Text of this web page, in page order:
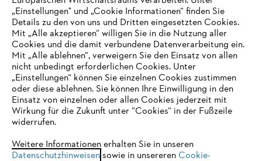
Unternehmen
Online Shop
Service
IHR BROWSER WIRD NICHT
UNTERSTÜTZT
eine optimale Nutzung unserer Seite empfehlen wir Ihnen, zu
einem der folgenden Browser zu wechseln:
„Einstellungen" und „Cookie Informationen“ finden Sie
Details zu den von uns und Dritten eingesetzten Cookies.
Mit „Alle akzeptieren“ willigen Sie in die Nutzung aller
Cookies und die damit verbundene Datenverarbeitung ein.
Mit „Alle ablehnen“, verweigern Sie den Einsatz von allen
nicht unbedingt erforderlichen Cookies. Unter
„Einstellungen“ können Sie einzelnen Cookies zustimmen
oder diese ablehnen. Sie können Ihre Einwilligung in den
Einsatz von einzelnen oder allen Cookies jederzeit mit
Wirkung für die Zukunft unter “Cookies“ in der Fußzeile
widerrufen.
Weitere Informationen erhalten Sie in unseren
Datenschutzhinweisensowie in unsereren Cookie-